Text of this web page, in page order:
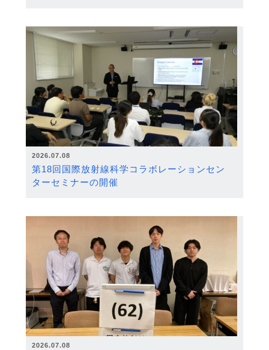
2026.07.08
第18回国際放射線科学コラボレーションセン
ターセミナーの開催
2026.07.08